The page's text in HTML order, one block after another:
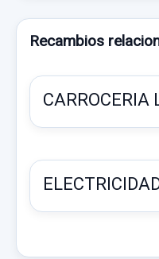
Recambios
CARROCERIA